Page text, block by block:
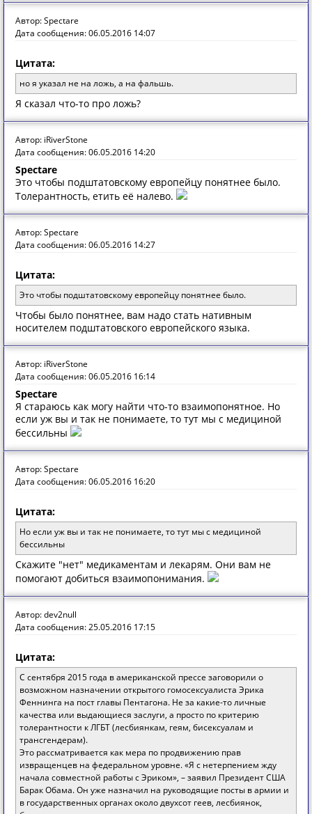
Автор: Spectare
Дата сообщения: 06.05.2016 14:07
Цитата:
но я указал не на ложь, а на фальшь.
Я сказал что-то про ложь?
Автор: iRiverStone
Дата сообщения: 06.05.2016 14:20
Spectare
Это чтобы подштатовскому европейцу понятнее было.
Толерантность, етить её налево.
Автор: Spectare
Дата сообщения: 06.05.2016 14:27
Цитата:
Это чтобы подштатовскому европейцу понятнее было.
Чтобы было понятнее, вам надо стать нативным
носителем подштатовского европейского языка.
Автор: iRiverStone
Дата сообщения: 06.05.2016 16:14
Spectare
Я стараюсь как могу найти что-то взаимопонятное. Но
если уж вы и так не понимаете, то тут мы с медициной
бессильны
Автор: Spectare
Дата сообщения: 06.05.2016 16:20
Цитата:
Но если уж вы и так не понимаете, то тут мы с медициной
бессильны
Скажите "нет" медикаментам и лекарям. Они вам не
помогают добиться взаимопонимания.
Автор: dev2null
Дата сообщения: 25.05.2016 17:15
Цитата:
С сентября 2015 года в американской прессе заговорили о
возможном назначении открытого гомосексуалиста Эрика
Феннинга на пост главы Пентагона. Не за какие-то личные
качества или выдающиеся заслуги, а просто по критерию
толерантности к ЛГБТ (лесбиянкам, геям, бисексуалам и
трансгендерам).
Это рассматривается как мера по продвижению прав
извращенцев на федеральном уровне. «Я с нетерпением жду
начала совместной работы с Эриком», – заявил Президент США
Барак Обама. Он уже назначил на руководящие посты в армии и
в государственных органах около двухсот геев, лесбиянок,